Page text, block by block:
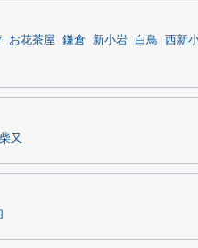
お花茶屋 鎌倉 新小岩 白鳥 西新
又